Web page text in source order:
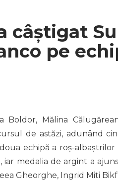
câștigat
pe
Boldor, Mălina
de astăzi, adunând
echipă a roș-albaștrilor
iar medalia de argint a
Gheorghe, Ingrid Miti